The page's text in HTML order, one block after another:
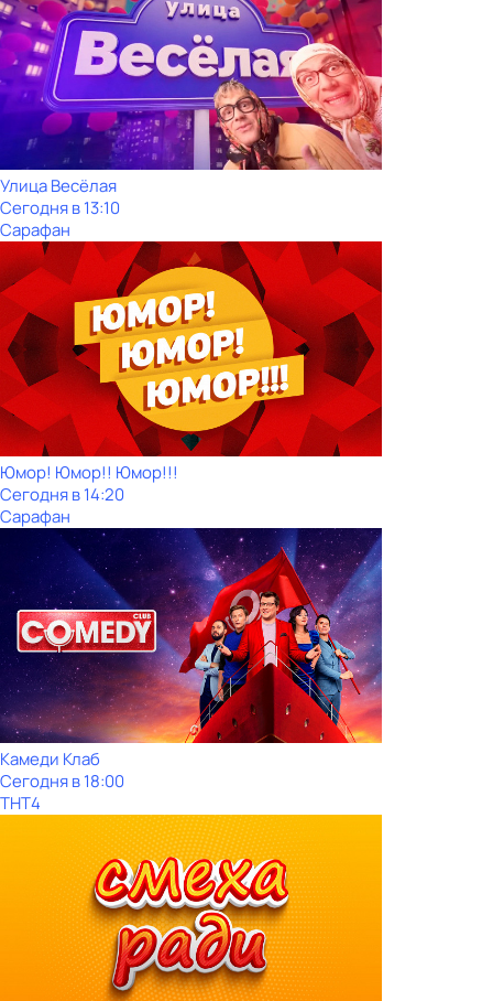
Улица Весёлая
Сегодня в 13:10
Сарафан
Юмор! Юмор!! Юмор!!!
Сегодня в 14:20
Сарафан
Камеди Клаб
Сегодня в 18:00
ТНТ4